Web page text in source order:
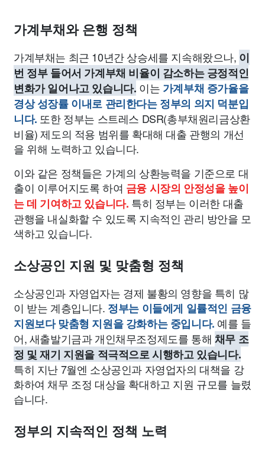
가계부채와 은행 정책
가계부채는 최근 10년간 상승세를 지속해왔으나, 이
번 정부 들어서 가계부채 비율이 감소하는 긍정적인
변화가 일어나고 있습니다. 이는 가계부채 증가율을
경상 성장률 이내로 관리한다는 정부의 의지 덕분입
니다. 또한 정부는 스트레스 DSR(총부채원리금상환
비율) 제도의 적용 범위를 확대해 대출 관행의 개선
을 위해 노력하고 있습니다.
이와 같은 정책들은 가계의 상환능력을 기준으로 대
출이 이루어지도록 하여 금융 시장의 안정성을 높이
는 데 기여하고 있습니다. 특히 정부는 이러한 대출
관행을 내실화할 수 있도록 지속적인 관리 방안을 모
색하고 있습니다.
소상공인 지원 및 맞춤형 정책
소상공인과 자영업자는 경제 불황의 영향을 특히 많
이 받는 계층입니다. 정부는 이들에게 일률적인 금융
지원보다 맞춤형 지원을 강화하는 중입니다. 예를 들
어, 새출발기금과 개인채무조정제도를 통해 채무 조
정 및 재기 지원을 적극적으로 시행하고 있습니다.
특히 지난 7월엔 소상공인과 자영업자의 대책을 강
화하여 채무 조정 대상을 확대하고 지원 규모를 늘렸
습니다.
정부의 지속적인 정책 노력